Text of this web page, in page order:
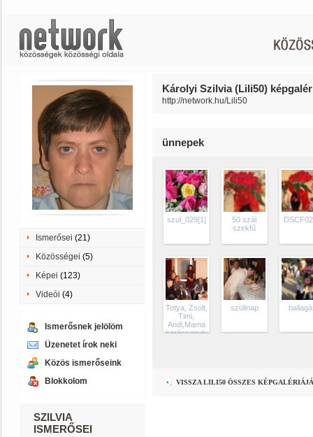
Ismerősei (21)
Közösségei (5)
Képei (123)
Videói (4)
Ismerősnek jelölöm
Üzenetet írok neki
Közös ismerőseink
Blokkolom
SZILVIA
ISMERŐSEI
Károlyi Szilvia (Lili50)
http://network.hu/Lili50
ünnepek
szul_029[1]
50 szál
szekfű
Totya, Zsolt,
Timi,
Andi,Mama
karácsonykor
szülinap
VISSZA LILI50 ÖSSZES